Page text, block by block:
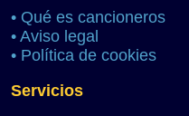
• Qué es cancioneros
• Aviso legal
• Política de cookies
Servicios